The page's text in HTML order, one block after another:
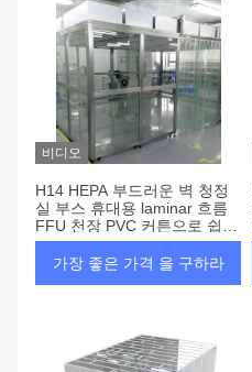
비디오
H14 HEPA 부드러운 벽 청정
실 부스 휴대용 laminar 흐름
FFU 천장 PVC 커튼으로 쉽게
조립
가장 좋은 가격 을 구하라